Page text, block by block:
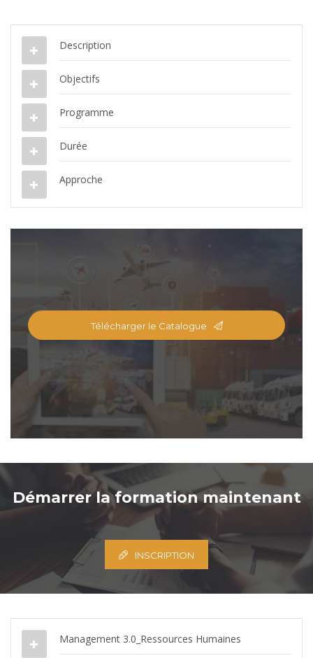
Description
Objectifs
Programme
Durée
Approche
Télécharger le Catalogue
Démarrer la formation maintenant
INSCRIPTION
Management 3.0_Ressources Humaines